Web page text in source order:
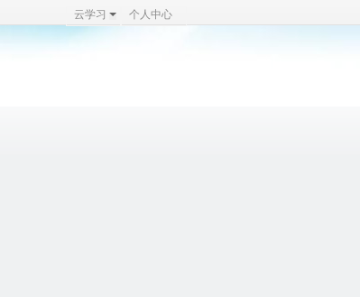
云学习 个人中心